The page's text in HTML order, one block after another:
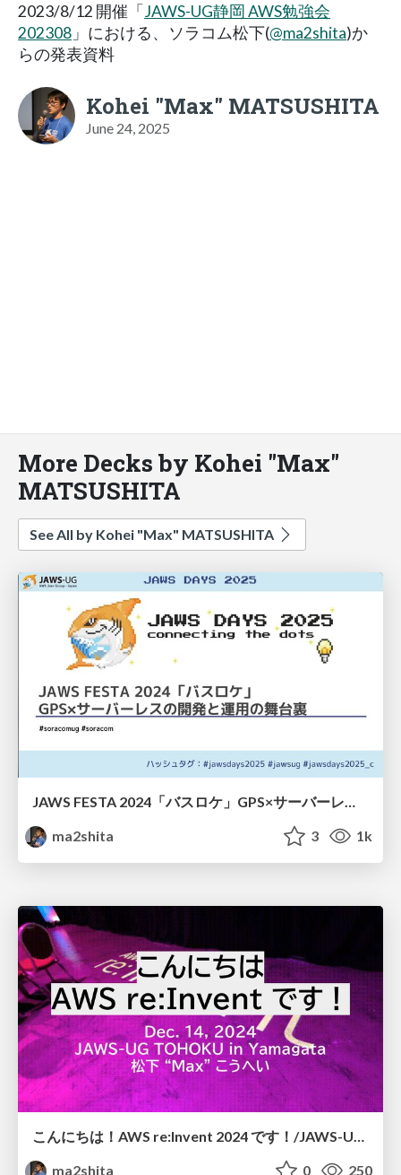
2023/8/12 開催「JAWS-UG静岡 AWS勉強会
202308 」における、ソラコム松下(@ma2shita)か
らの発表資料
Kohei "Max" MATSUSHITA
June 24, 2025
More Decks by Kohei "Max"
MATSUSHITA
See All by Kohei "Max" MATSUSHITA
JAWS FESTA 2024「バスロケ」GPS×サーバーレスの開発と運用の舞台裏/jawsfesta2024-bus-gps-serverless
ma2shita
3 1k
ma2shita
0 250